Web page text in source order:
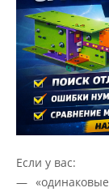
Если у вас:
—